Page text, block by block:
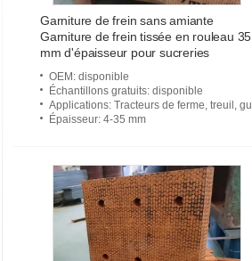
Garniture de frein sans amiante
Garniture de frein tissée en rouleau 35
mm d'épaisseur pour sucreries
OEM : disponible
Échantillons gratuits: disponible
Applications: Tracteurs de ferme, treuil, guindeau, Sugar Mill, ascenseur, grue, mélangeur, groupe électrogène, ma
Épaisseur: 4-35 mm